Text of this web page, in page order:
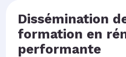
Dissémination
formation en
performante